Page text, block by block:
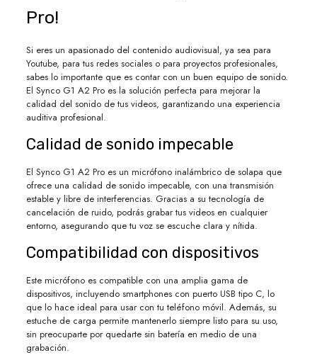
Pro!
Si eres un apasionado del contenido audiovisual, ya sea para
Youtube, para tus redes sociales o para proyectos profesionales,
sabes lo importante que es contar con un buen equipo de sonido.
El Synco G1 A2 Pro es la solución perfecta para mejorar la
calidad del sonido de tus videos, garantizando una experiencia
auditiva profesional.
Calidad de sonido impecable
El Synco G1 A2 Pro es un micrófono inalámbrico de solapa que
ofrece una calidad de sonido impecable, con una transmisión
estable y libre de interferencias. Gracias a su tecnología de
cancelación de ruido, podrás grabar tus videos en cualquier
entorno, asegurando que tu voz se escuche clara y nítida.
Compatibilidad con dispositivos
Este micrófono es compatible con una amplia gama de
dispositivos, incluyendo smartphones con puerto USB tipo C, lo
que lo hace ideal para usar con tu teléfono móvil. Además, su
estuche de carga permite mantenerlo siempre listo para su uso,
sin preocuparte por quedarte sin batería en medio de una
grabación.